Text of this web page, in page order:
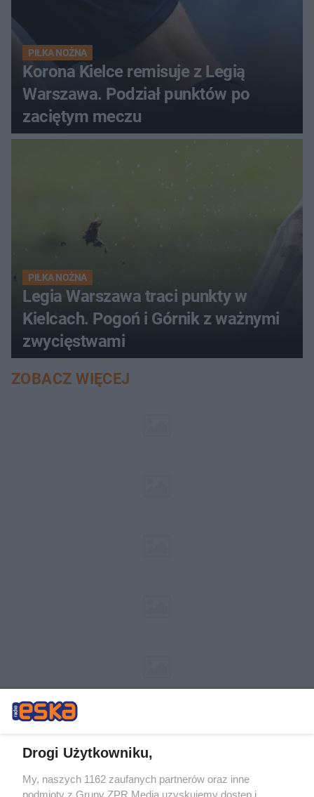
PIŁKA NOŻNA
Korona Kielce remisuje z Legią
Warszawa. Podział punktów po
zaciętym meczu
PIŁKA NOŻNA
Legia Warszawa traci punkty w
Kielcach. Pogoń i Górnik z ważnymi
zwycięstwami
ZOBACZ WIĘCEJ
Żaden utwór zamieszczony w serwisie nie może być powielany i
Drogi Użytkowniku,
My, naszych 1162 zaufanych partnerów oraz inne
podmioty z Grupy ZPR Media uzyskujemy dostęp i